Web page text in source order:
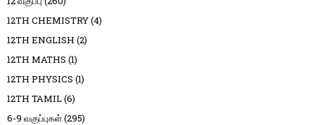
12TH CHEMISTRY(4)
12TH ENGLISH (2)
12TH MATHS (1)
12TH PHYSICS (1)
12TH TAMIL(6)
6-9 வகுப்புகள்(295)